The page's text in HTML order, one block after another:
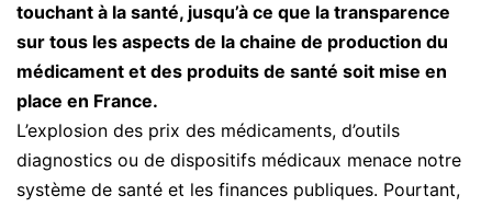
touchant à la santé, jusqu’à ce que la transparence
sur tous les aspects de la chaine de production du
médicament et des produits de santé soit mise en
place en France.
L’explosion des prix des médicaments, d’outils
diagnostics ou de dispositifs médicaux menace notre
système de santé et les finances publiques. Pourtant,